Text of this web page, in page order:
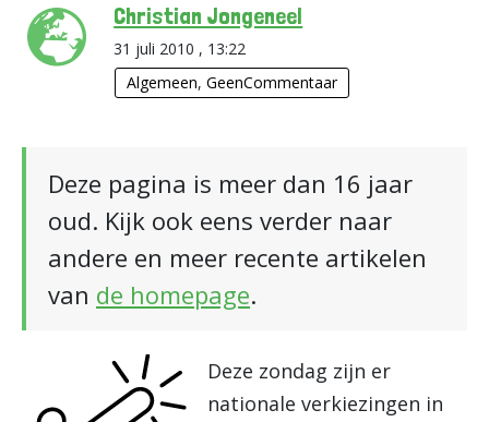
Christian Jongeneel
31 juli 2010 , 13:22
Algemeen,GeenCommentaar
Deze pagina is meer dan 16 jaar
oud. Kijk ook eens verder naar
andere en meer recente artikelen
van de homepage.
Deze zondag zijn er
nationale verkiezingen in